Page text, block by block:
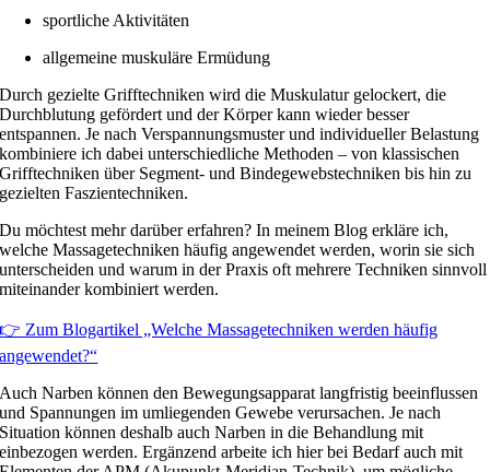
sportliche Aktivitäten
allgemeine muskuläre Ermüdung
Durch gezielte Grifftechniken wird die Muskulatur gelockert, die
Durchblutung gefördert und der Körper kann wieder besser
entspannen. Je nach Verspannungsmuster und individueller Belastung
kombiniere ich dabei unterschiedliche Methoden – von klassischen
Grifftechniken über Segment- und Bindegewebstechniken bis hin zu
gezielten Faszientechniken.
Du möchtest mehr darüber erfahren? In meinem Blog erkläre ich,
welche Massagetechniken häufig angewendet werden, worin sie sich
unterscheiden und warum in der Praxis oft mehrere Techniken sinnvoll
miteinander kombiniert werden.
👉 Zum Blogartikel „Welche Massagetechniken werden häufig
angewendet?“
Auch Narben können den Bewegungsapparat langfristig beeinflussen
und Spannungen im umliegenden Gewebe verursachen. Je nach
Situation können deshalb auch Narben in die Behandlung mit
einbezogen werden. Ergänzend arbeite ich hier bei Bedarf auch mit